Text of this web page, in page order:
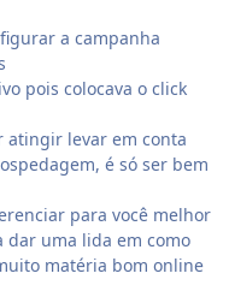
a campanha
pois colocava o click
atingir levar em conta
é só ser bem
para você melhor
dar uma lida em como
matéria bom online